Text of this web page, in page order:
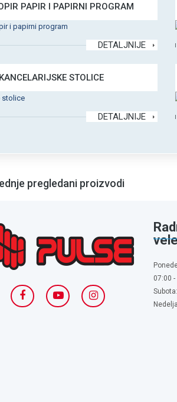
PAPIR I PAPIRNI PROGRAM
DETALJNIJE
KANCELARIJSKE STOLICE
DETALJNIJE
pregledani proizvodi
07:00